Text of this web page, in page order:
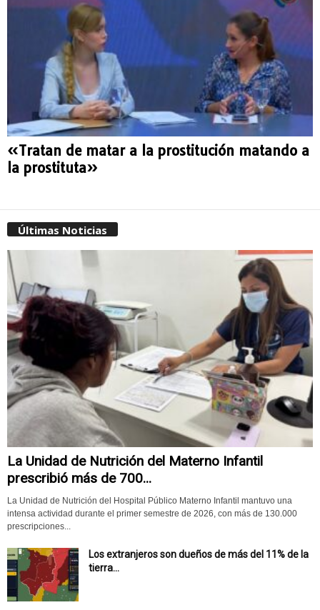
«Tratan de matar a la prostitución matando a
la prostituta»
Últimas Noticias
La Unidad de Nutrición del Materno Infantil
prescribió más de 700...
La Unidad de Nutrición del Hospital Público Materno Infantil mantuvo una
intensa actividad durante el primer semestre de 2026, con más de 130.000
prescripciones...
Los extranjeros son dueños de más del 11% de la
tierra...